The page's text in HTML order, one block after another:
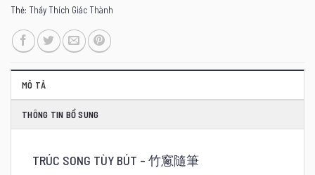
Thẻ: Thầy Thích Giác Thành
MÔ TẢ
THÔNG TIN BỔ SUNG
TRÚC SONG TÙY BÚT – 竹窻隨筆